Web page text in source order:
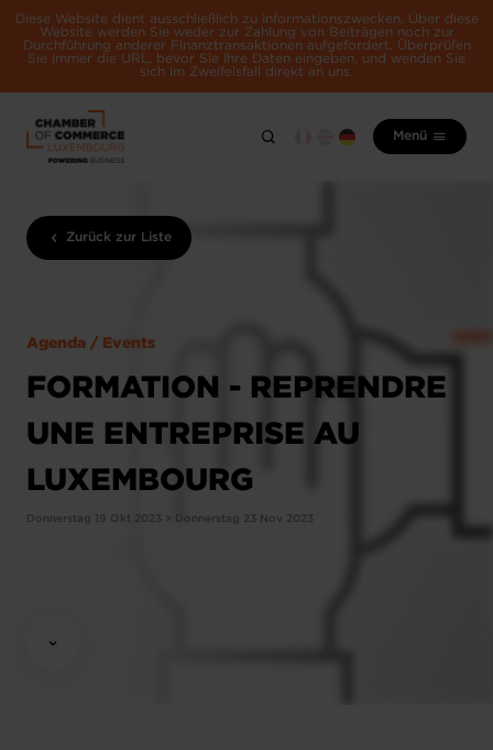
Diese Website dient ausschließlich zu Informationszwecken. Über diese
Website werden Sie weder zur Zahlung von Beiträgen noch zur
Durchführung anderer Finanztransaktionen aufgefordert. Überprüfen
Sie immer die URL, bevor Sie Ihre Daten eingeben, und wenden Sie
sich im Zweifelsfall direkt an uns.
Menü
Zurück zur Liste
Agenda / Events
FORMATION - REPRENDRE
UNE ENTREPRISE AU
LUXEMBOURG
Donnerstag 19 Okt 2023 > Donnerstag 23 Nov 2023